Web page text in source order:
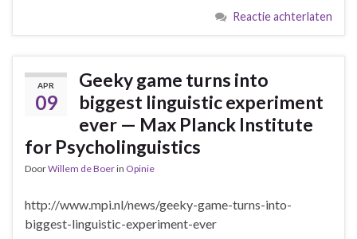
Reactie achterlaten
APR
09
Geeky game turns into
biggest linguistic experiment
ever — Max Planck Institute
for Psycholinguistics
DoorWillem de Boerin Opinie
http://www.mpi.nl/news/geeky-game-turns-into-
biggest-linguistic-experiment-ever